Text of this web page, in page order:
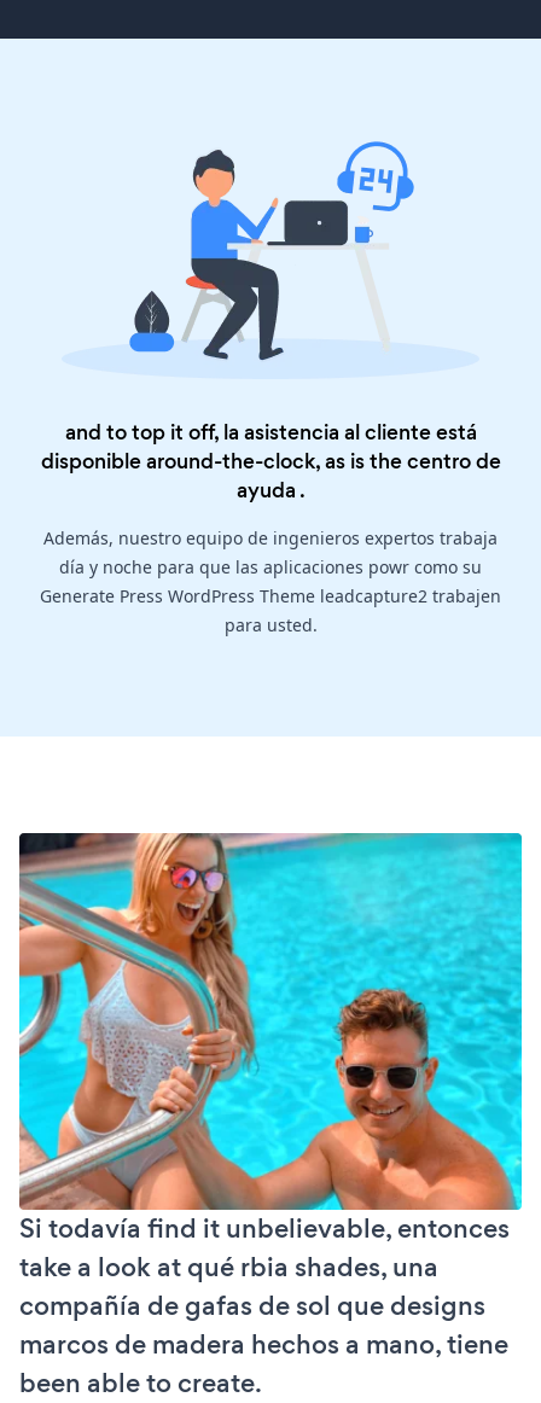
and to top it off, la asistencia al cliente está
disponible around-the-clock, as is thecentro de
ayuda .
Además, nuestro equipo de ingenieros expertos trabaja
día y noche para que las aplicaciones powr como su
Generate Press WordPress Theme leadcapture2 trabajen
para usted.
Si todavía find it unbelievable, entonces
take a look at qué rbia shades, una
compañía de gafas de sol que designs
marcos de madera hechos a mano, tiene
been able to create.